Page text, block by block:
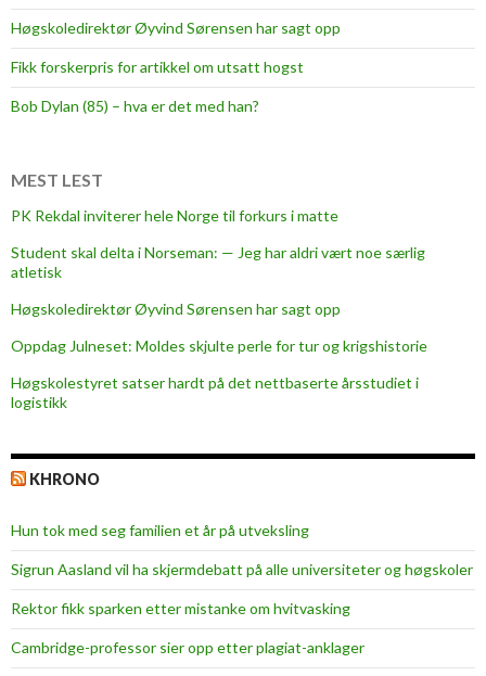
j
e
r
p
t
.
e
s
e
e
Høgskoledirektør Øyvind Sørensen har sagt opp
Fikk forskerpris for artikkel om utsatt hogst
Bob Dylan (85) – hva er det med han?
MEST LEST
PK Rekdal inviterer hele Norge til forkurs i matte
Student skal delta i Norseman: — Jeg har aldri vært noe særlig
atletisk
Høgskoledirektør Øyvind Sørensen har sagt opp
Oppdag Julneset: Moldes skjulte perle for tur og krigshistorie
Høgskolestyret satser hardt på det nettbaserte årsstudiet i
logistikk
KHRONO
Hun tok med seg familien et år på utveksling
Sigrun Aasland vil ha skjerm­debatt på alle universiteter og høgskoler
Rektor fikk sparken etter mistanke om hvitvasking
Cambridge-professor sier opp etter plagiat-anklager